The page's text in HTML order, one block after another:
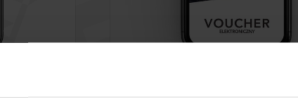
LOT SZYBOWCEM ZA